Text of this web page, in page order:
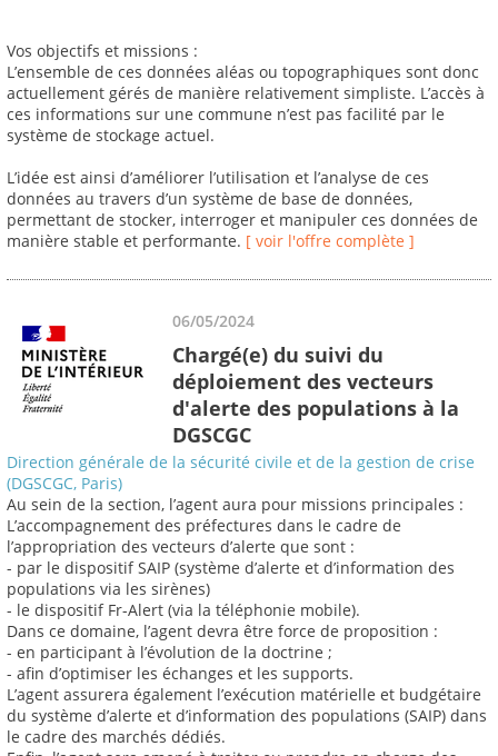
Vos objectifs et missions :
L’ensemble de ces données aléas ou topographiques sont donc
actuellement gérés de manière relativement simpliste. L’accès à
ces informations sur une commune n’est pas facilité par le
système de stockage actuel.
L’idée est ainsi d’améliorer l’utilisation et l’analyse de ces
données au travers d’un système de base de données,
permettant de stocker, interroger et manipuler ces données de
manière stable et performante. [ voir l'offre complète ]
06/05/2024
Chargé(e) du suivi du
déploiement des vecteurs
d'alerte des populations à la
DGSCGC
Direction générale de la sécurité civile et de la gestion de crise
(DGSCGC, Paris)
Au sein de la section, l’agent aura pour missions principales :
L’accompagnement des préfectures dans le cadre de
l’appropriation des vecteurs d’alerte que sont :
- par le dispositif SAIP (système d’alerte et d’information des
populations via les sirènes)
- le dispositif Fr-Alert (via la téléphonie mobile).
Dans ce domaine, l’agent devra être force de proposition :
- en participant à l’évolution de la doctrine ;
- afin d’optimiser les échanges et les supports.
L’agent assurera également l’exécution matérielle et budgétaire
du système d’alerte et d’information des populations (SAIP) dans
le cadre des marchés dédiés.